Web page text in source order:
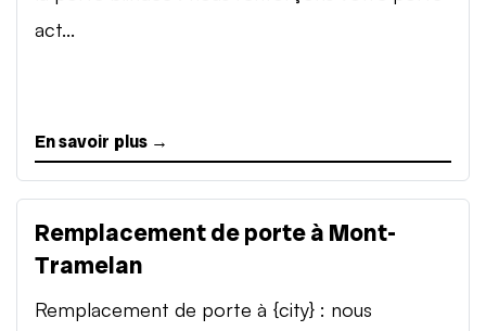
act...
En savoir plus →
Remplacement de porte à Mont-
Tramelan
Remplacement de porte à {city} : nous